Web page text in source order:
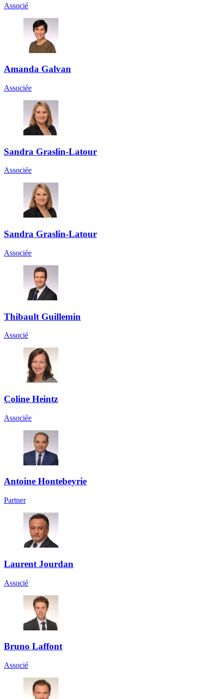
Associé
Amanda Galvan
Associée
Sandra Graslin-Latour
Associée
Sandra Graslin-Latour
Associée
Thibault Guillemin
Associé
Coline Heintz
Associée
Antoine Hontebeyrie
Partner
Laurent Jourdan
Associé
Bruno Laffont
Associé